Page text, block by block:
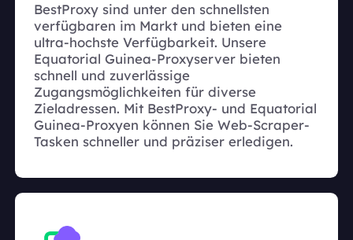
BestProxy sind unter den schnellsten
verfügbaren im Markt und bieten eine
ultra-hochste Verfügbarkeit. Unsere
Equatorial Guinea-Proxyserver bieten
schnell und zuverlässige
Zugangsmöglichkeiten für diverse
Zieladressen. Mit BestProxy- und Equatorial
Guinea-Proxyen können Sie Web-Scraper-
Tasken schneller und präziser erledigen.